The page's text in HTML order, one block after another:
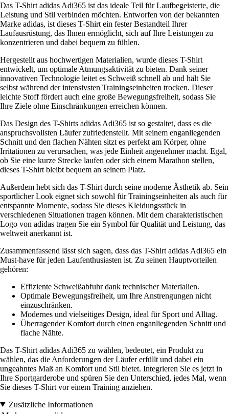
Das T-Shirt adidas Adi365 ist das ideale Teil für Laufbegeisterte, die
Leistung und Stil verbinden möchten. Entworfen von der bekannten
Marke adidas, ist dieses T-Shirt ein fester Bestandteil Ihrer
Laufausrüstung, das Ihnen ermöglicht, sich auf Ihre Leistungen zu
konzentrieren und dabei bequem zu fühlen.
Hergestellt aus hochwertigen Materialien, wurde dieses T-Shirt
entwickelt, um optimale Atmungsaktivität zu bieten. Dank seiner
innovativen Technologie leitet es Schweiß schnell ab und hält Sie
selbst während der intensivsten Trainingseinheiten trocken. Dieser
leichte Stoff fördert auch eine große Bewegungsfreiheit, sodass Sie
Ihre Ziele ohne Einschränkungen erreichen können.
Das Design des T-Shirts adidas Adi365 ist so gestaltet, dass es die
anspruchsvollsten Läufer zufriedenstellt. Mit seinem enganliegenden
Schnitt und den flachen Nähten sitzt es perfekt am Körper, ohne
Irritationen zu verursachen, was jede Einheit angenehmer macht. Egal,
ob Sie eine kurze Strecke laufen oder sich einem Marathon stellen,
dieses T-Shirt bleibt bequem an seinem Platz.
Außerdem hebt sich das T-Shirt durch seine moderne Ästhetik ab. Sein
sportlicher Look eignet sich sowohl für Trainingseinheiten als auch für
entspannte Momente, sodass Sie dieses Kleidungsstück in
verschiedenen Situationen tragen können. Mit dem charakteristischen
Logo von adidas tragen Sie ein Symbol für Qualität und Leistung, das
weltweit anerkannt ist.
Zusammenfassend lässt sich sagen, dass das T-Shirt adidas Adi365 ein
Must-have für jeden Laufenthusiasten ist. Zu seinen Hauptvorteilen
gehören:
Effiziente Schweißabfuhr dank technischer Materialien.
Optimale Bewegungsfreiheit, um Ihre Anstrengungen nicht
einzuschränken.
Modernes und vielseitiges Design, ideal für Sport und Alltag.
Überragender Komfort durch einen enganliegenden Schnitt und
flache Nähte.
Das T-Shirt adidas Adi365 zu wählen, bedeutet, ein Produkt zu
wählen, das die Anforderungen der Läufer erfüllt und dabei ein
ungeahntes Maß an Komfort und Stil bietet. Integrieren Sie es jetzt in
Ihre Sportgarderobe und spüren Sie den Unterschied, jedes Mal, wenn
Sie dieses T-Shirt vor einem Training anziehen.
Zusätzliche Informationen